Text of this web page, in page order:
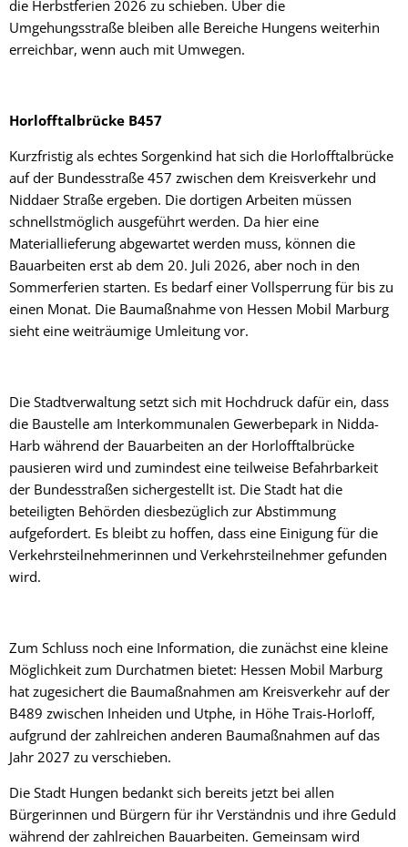
die Herbstferien 2026 zu schieben. Über die
Umgehungsstraße bleiben alle Bereiche Hungens weiterhin
erreichbar, wenn auch mit Umwegen.
Horlofftalbrücke B457
Kurzfristig als echtes Sorgenkind hat sich die Horlofftalbrücke
auf der Bundesstraße 457 zwischen dem Kreisverkehr und
Niddaer Straße ergeben. Die dortigen Arbeiten müssen
schnellstmöglich ausgeführt werden. Da hier eine
Materiallieferung abgewartet werden muss, können die
Bauarbeiten erst ab dem 20. Juli 2026, aber noch in den
Sommerferien starten. Es bedarf einer Vollsperrung für bis zu
einen Monat. Die Baumaßnahme von Hessen Mobil Marburg
sieht eine weiträumige Umleitung vor.
Die Stadtverwaltung setzt sich mit Hochdruck dafür ein, dass
die Baustelle am Interkommunalen Gewerbepark in Nidda-
Harb während der Bauarbeiten an der Horlofftalbrücke
pausieren wird und zumindest eine teilweise Befahrbarkeit
der Bundesstraßen sichergestellt ist. Die Stadt hat die
beteiligten Behörden diesbezüglich zur Abstimmung
aufgefordert. Es bleibt zu hoffen, dass eine Einigung für die
Verkehrsteilnehmerinnen und Verkehrsteilnehmer gefunden
wird.
Zum Schluss noch eine Information, die zunächst eine kleine
Möglichkeit zum Durchatmen bietet: Hessen Mobil Marburg
hat zugesichert die Baumaßnahmen am Kreisverkehr auf der
B489 zwischen Inheiden und Utphe, in Höhe Trais-Horloff,
aufgrund der zahlreichen anderen Baumaßnahmen auf das
Jahr 2027 zu verschieben.
Die Stadt Hungen bedankt sich bereits jetzt bei allen
Bürgerinnen und Bürgern für ihr Verständnis und ihre Geduld
während der zahlreichen Bauarbeiten. Gemeinsam wird